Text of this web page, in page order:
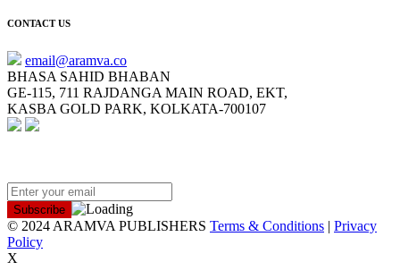
CONTACT US
email@aramva.co
BHASA SAHID BHABAN
GE-115, 711 RAJDANGA MAIN ROAD, EKT,
KASBA GOLD PARK, KOLKATA-700107
© 2024 ARAMVA PUBLISHERS Terms & Conditions | Privacy
Policy
X